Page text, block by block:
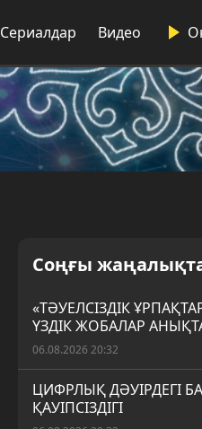
Сериалдар Видео
Соңғы
«ТӘУЕЛСІЗДІК
ҮЗДІК ЖОБАЛАР
06.08.2026 20:32
ЦИФРЛЫҚ ДӘУІРДЕГІ
ҚАУІПСІЗДІГІ